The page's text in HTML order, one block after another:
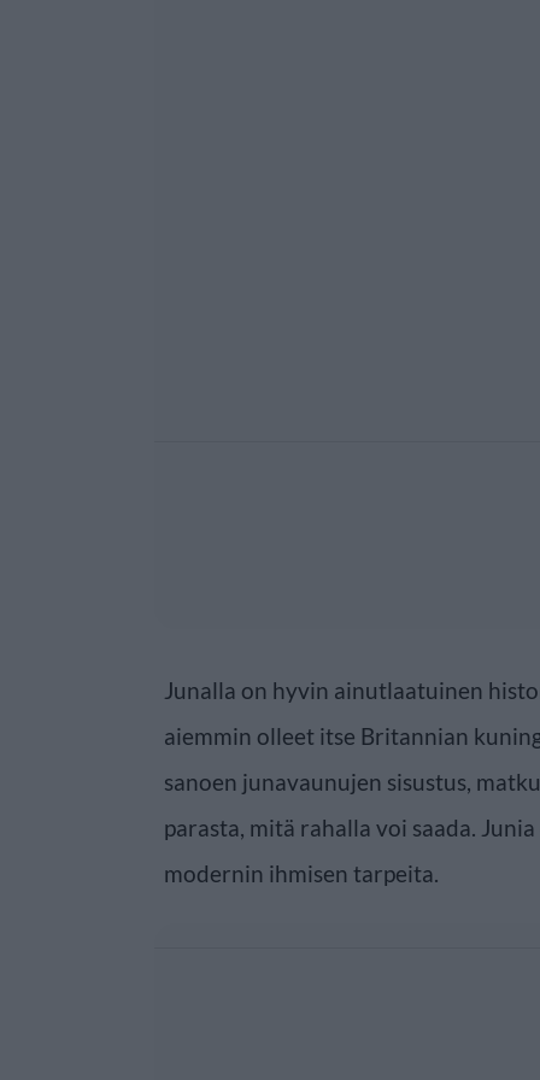
Junalla on hyvin ainutlaatuinen
aiemmin olleet itse Britannian
sanoen junavaunujen sisustus,
parasta, mitä rahalla voi saada.
modernin ihmisen tarpeita.